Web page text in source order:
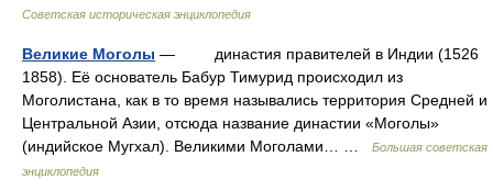
Советская историческая энциклопедия
Великие Моголы — династия правителей в Индии (1526
1858). Её основатель Бабур Тимурид происходил из
Моголистана, как в то время назывались территория Средней и
Центральной Азии, отсюда название династии «Моголы»
(индийское Мугхал). Великими Моголами… …
Большая советская
энциклопедия